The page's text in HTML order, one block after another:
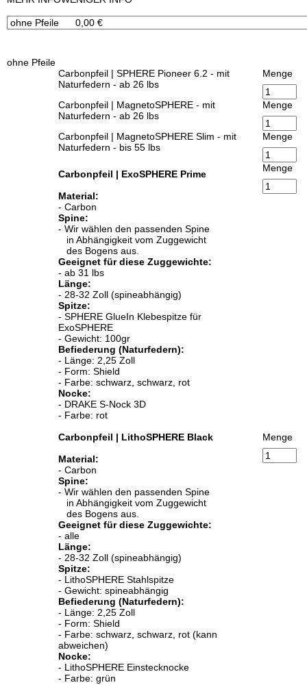
ohne Pfeile
Carbonpfeil | SPHERE Pioneer 6.2 - mit
Naturfedern - ab 26 lbs
Menge
Carbonpfeil | MagnetoSPHERE - mit
Naturfedern - ab 26 lbs
Menge
Carbonpfeil | MagnetoSPHERE Slim - mit
Naturfedern - bis 55 lbs
Menge
Carbonpfeil | ExoSPHERE Prime
Material:
- Carbon
Spine:
- Wir wählen den passenden Spine
in Abhängigkeit vom Zuggewicht
des Bogens aus.
Geeignet für diese Zuggewichte:
- ab 31 lbs
Länge:
- 28-32 Zoll (spineabhängig)
Spitze:
- SPHERE GlueIn Klebespitze für
ExoSPHERE
- Gewicht: 100gr
Befiederung (Naturfedern):
- Länge: 2,25 Zoll
- Form: Shield
- Farbe: schwarz, schwarz, rot
Nocke:
- DRAKE S-Nock 3D
- Farbe: rot
Menge
Carbonpfeil | LithoSPHERE Black
Material:
- Carbon
Spine:
- Wir wählen den passenden Spine
in Abhängigkeit vom Zuggewicht
des Bogens aus.
Geeignet für diese Zuggewichte:
- alle
Länge:
- 28-32 Zoll (spineabhängig)
Spitze:
- LithoSPHERE Stahlspitze
- Gewicht: spineabhängig
Befiederung (Naturfedern):
- Länge: 2,25 Zoll
- Form: Shield
- Farbe: schwarz, schwarz, rot (kann
abweichen)
Nocke:
- LithoSPHERE Einstecknocke
- Farbe: grün
Menge